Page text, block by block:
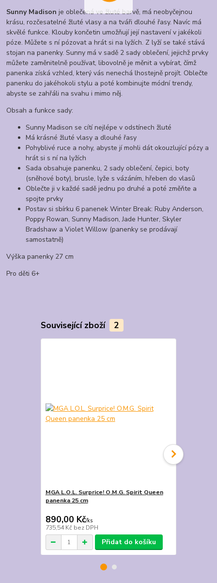
Sunny Madison je oblečená ve žluté barvě, má neobyčejnou
krásu, rozčesatelné žluté vlasy a na tváři dlouhé řasy. Navíc má
skvělé funkce. Klouby končetin umožňují její nastavení v jakékoli
póze. Můžete s ní pózovat a hrát si na lyžích. Z lyží se také stává
stojan na panenky. Sunny má v sadě 2 sady oblečení, jejichž prvky
můžete zaměnitelně používat, libovolně je měnit a vybírat, čímž
panenka získá vzhled, který vás nenechá lhostejně projít. Oblečte
panenku do jakéhokoli stylu a poté kombinujte módní trendy,
abyste se zahřáli na svahu i mimo něj.
Obsah a funkce sady:
Sunny Madison se cítí nejlépe v odstínech žluté
Má krásné žluté vlasy a dlouhé řasy
Pohyblivé ruce a nohy, abyste jí mohli dát okouzlující pózy a
hrát si s ní na lyžích
Sada obsahuje panenku, 2 sady oblečení, čepici, boty
(sněhové boty), brusle, lyže s vázáním, hřeben do vlasů
Oblečte ji v každé sadě jednu po druhé a poté změňte a
spojte prvky
Postav si sbírku 6 panenek Winter Break: Ruby Anderson,
Poppy Rowan, Sunny Madison, Jade Hunter, Skyler
Bradshaw a Violet Willow (panenky se prodávají
samostatně)
Výška panenky 27 cm
Pro děti 6+
Související zboží 2
MGA L.O.L. Surprice! O.M.G. Spirit Queen
panenka 25 cm
890,00 Kč/ks
735,54 Kč bez DPH
Přidat do košíku